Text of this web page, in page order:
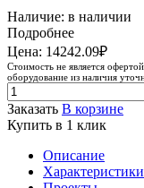
Наличие: в наличии
Подробнее
Цена: 14242.09₽
Стоимость не является
оборудование из наличия
Заказать В корзине
Купить в 1 клик
Описание
Характеристики